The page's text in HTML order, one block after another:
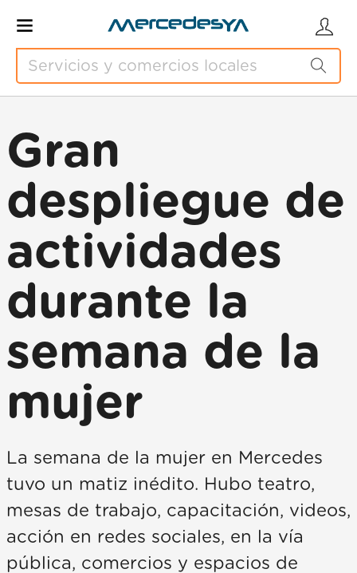
Gran
despliegue de
actividades
durante la
semana de la
mujer
La semana de la mujer en Mercedes
tuvo un matiz inédito. Hubo teatro,
mesas de trabajo, capacitación, videos,
acción en redes sociales, en la vía
pública, comercios y espacios de